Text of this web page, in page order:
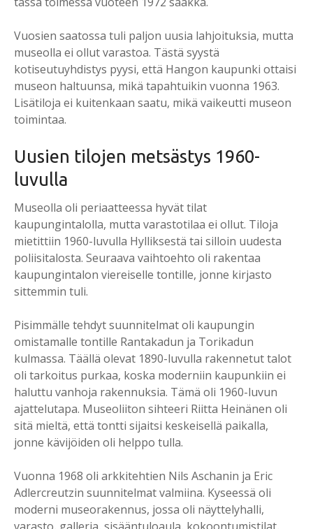
Vuosien saatossa tuli paljon uusia lahjoituksia, mutta
museolla ei ollut varastoa. Tästä syystä
kotiseutuyhdistys pyysi, että Hangon kaupunki ottaisi
museon haltuunsa, mikä tapahtuikin vuonna 1963.
Lisätiloja ei kuitenkaan saatu, mikä vaikeutti museon
toimintaa.
Uusien tilojen metsästys 1960-
luvulla
Museolla oli periaatteessa hyvät tilat
kaupungintalolla, mutta varastotilaa ei ollut. Tiloja
mietittiin 1960-luvulla Hylliksestä tai silloin uudesta
poliisitalosta. Seuraava vaihtoehto oli rakentaa
kaupungintalon viereiselle tontille, jonne kirjasto
sittemmin tuli.
Pisimmälle tehdyt suunnitelmat oli kaupungin
omistamalle tontille Rantakadun ja Torikadun
kulmassa. Täällä olevat 1890-luvulla rakennetut talot
oli tarkoitus purkaa, koska moderniin kaupunkiin ei
haluttu vanhoja rakennuksia. Tämä oli 1960-luvun
ajattelutapa. Museoliiton sihteeri Riitta Heinänen oli
sitä mieltä, että tontti sijaitsi keskeisellä paikalla,
jonne kävijöiden oli helppo tulla.
Vuonna 1968 oli arkkitehtien Nils Aschanin ja Eric
Adlercreutzin suunnitelmat valmiina. Kyseessä oli
moderni museorakennus, jossa oli näyttelyhalli,